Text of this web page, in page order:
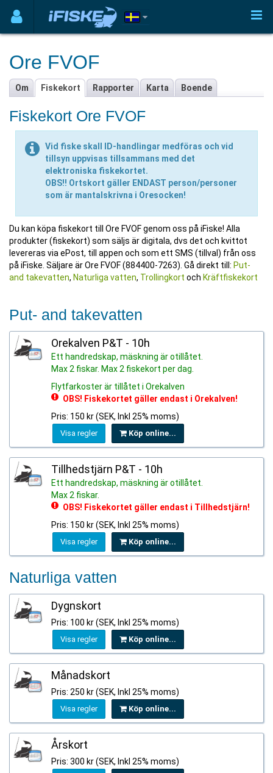
Ore FVOF
Om Fiskekort Rapporter Karta Boende
Fiskekort Ore FVOF
Vid fiske skall ID-handlingar medföras och vid
tillsyn uppvisas tillsammans med det
elektroniska fiskekortet.
OBS!! Ortskort gäller ENDAST person/personer
som är mantalskrivna i Oresocken!
Du kan köpa fiskekort till Ore FVOF genom oss på iFiske! Alla
produkter (fiskekort) som säljs är digitala, dvs det och kvittot
levereras via ePost, till appen och som ett SMS (tillval) från oss
på iFiske. Säljare är Ore FVOF (884400-7263). Gå direkt till: Put-
and takevatten, Naturliga vatten, Trollingkort och Kräftfiskekort
Put- and takevatten
Orekalven P&T - 10h
Ett handredskap, mäskning är otillåtet.
Max 2 fiskar. Max 2 fiskekort per dag.
Flytfarkoster är tillåtet i Orekalven
OBS! Fiskekortet gäller endast i Orekalven!
Pris: 150 kr (SEK, Inkl 25% moms)
Visa regler Köp online...
Tillhedstjärn P&T - 10h
Ett handredskap, mäskning är otillåtet.
Max 2 fiskar.
OBS! Fiskekortet gäller endast i Tillhedstjärn!
Pris: 150 kr (SEK, Inkl 25% moms)
Visa regler Köp online...
Naturliga vatten
Dygnskort
Pris: 100 kr (SEK, Inkl 25% moms)
Visa regler Köp online...
Månadskort
Pris: 250 kr (SEK, Inkl 25% moms)
Visa regler Köp online...
Årskort
Pris: 300 kr (SEK, Inkl 25% moms)